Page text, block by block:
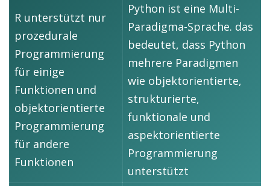
R unterstützt nur
prozedurale
Programmierung
für einige
Funktionen und
objektorientierte
Programmierung
für andere
Funktionen
Python ist eine Multi-
Paradigma-Sprache. das
bedeutet, dass Python
mehrere Paradigmen
wie objektorientierte,
strukturierte,
funktionale und
aspektorientierte
Programmierung
unterstützt